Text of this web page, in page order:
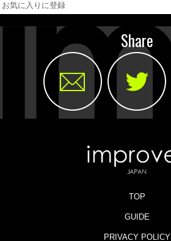
お気に入りに登録
Share
TOP
GUIDE
PRIVACY POLICY